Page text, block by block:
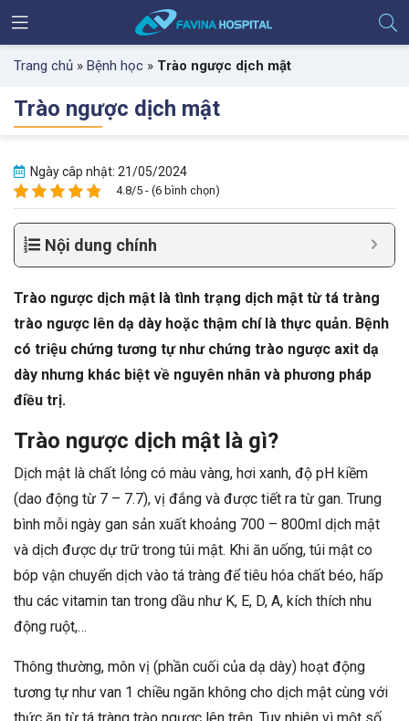
Trang chủ » Bệnh học » Trào ngược dịch mật
Trào ngược dịch mật
Ngày câp nhật: 21/05/2024
4.8/5 - (6 bình chọn)
Nội dung chính
Trào ngược dịch mật là tình trạng dịch mật từ tá tràng
trào ngược lên dạ dày hoặc thậm chí là thực quản. Bệnh
có triệu chứng tương tự như chứng trào ngược axit dạ
dày nhưng khác biệt về nguyên nhân và phương pháp
điều trị.
Trào ngược dịch mật là gì?
Dịch mật là chất lỏng có màu vàng, hơi xanh, độ pH kiềm
(dao động từ 7 – 7.7), vị đắng và được tiết ra từ gan. Trung
bình mỗi ngày gan sản xuất khoảng 700 – 800ml dịch mật
và dịch được dự trữ trong túi mật. Khi ăn uống, túi mật co
bóp vận chuyển dịch vào tá tràng để tiêu hóa chất béo, hấp
thu các vitamin tan trong dầu như K, E, D, A, kích thích nhu
động ruột,…
Thông thường, môn vị (phần cuối của dạ dày) hoạt động
tương tự như van 1 chiều ngăn không cho dịch mật cùng với